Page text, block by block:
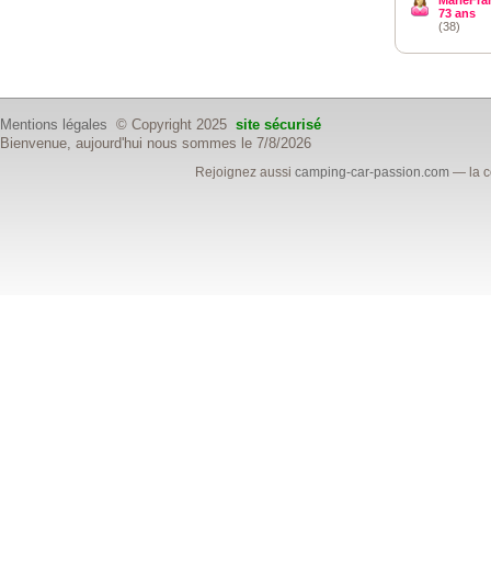
73 ans
(38)
Mentions légales © Copyright 2025 site sécurisé
Bienvenue, aujourd'hui nous sommes le 7/8/2026
Rejoignez aussicamping-car-passion.com — la